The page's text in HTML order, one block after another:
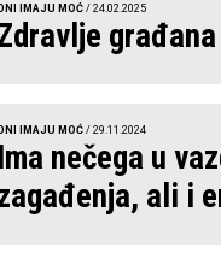
IMAJU MOĆ / 24.02.2025
IMAJU MOĆ / 29.11.2024
Ima nečega u
ali i